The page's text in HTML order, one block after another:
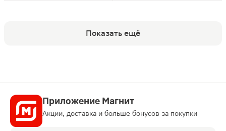
Показать ещё
Приложение Магнит
Акции, доставка и больше бонусов за покупки